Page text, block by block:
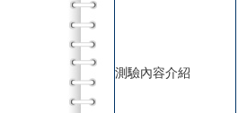
測驗內容介紹